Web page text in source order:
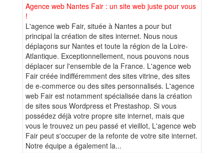
Agence web Nantes Fair : un site web juste pour vous
!
L'agence web Fair, située à Nantes a pour but
principal la création de sites internet. Nous nous
déplaçons sur Nantes et toute la région de la Loire-
Atlantique. Exceptionnellement, nous pouvons nous
déplacer sur l'ensemble de la France. L'agence web
Fair créée indifféremment des sites vitrine, des sites
de e-commerce ou des sites personnalisés. L'agence
web Fair est notamment spécialisée dans la création
de sites sous Wordpress et Prestashop. Si vous
possédez déjà votre propre site internet, mais que
vous le trouvez un peu passé et vieillot, L'agence web
Fair peut s'occuper de la refonte de votre site internet.
Notre équipe a également la...